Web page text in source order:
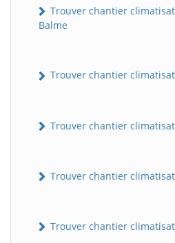
Trouver chantier
Balme
Trouver chantier
Trouver chantier
Trouver chantier
Trouver chantier